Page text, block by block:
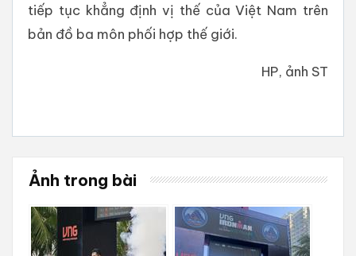
tiếp tục khẳng định vị thế của Việt Nam trên
bản đồ ba môn phối hợp thế giới.
HP, ảnh ST
Ảnh trong bài